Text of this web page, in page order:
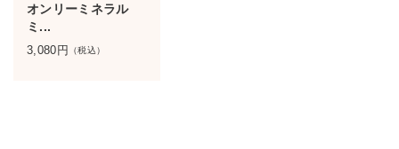
オンリーミネラル
ミ...
3,080 円 （税込）